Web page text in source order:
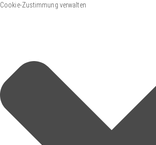
Cookie-Zustimmung verwalten